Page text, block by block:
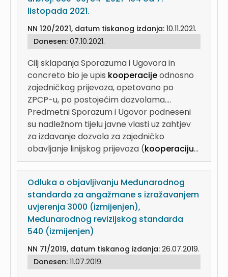
listopada 2021.
NN 120/2021, datum tiskanog izdanja: 10.11.2021.
Donesen: 07.10.2021.
Cilj sklapanja Sporazuma i Ugovora in
concreto bio je upis kooperacijeodnosno
zajedničkog prijevoza, opetovano po
ZPCP-u, po postojećim dozvolama....
Predmetni Sporazum i Ugovor podneseni
su nadležnom tijelu javne vlasti uz zahtjev
za izdavanje dozvola za zajedničko
obavljanje linijskog prijevoza (kooperaciju...
Odluka o objavljivanju Međunarodnog
standarda za angažmane s izražavanjem
uvjerenja 3000 (izmijenjen),
Međunarodnog revizijskog standarda
540 (izmijenjen)
NN 71/2019, datum tiskanog izdanja: 26.07.2019.
Donesen: 11.07.2019.